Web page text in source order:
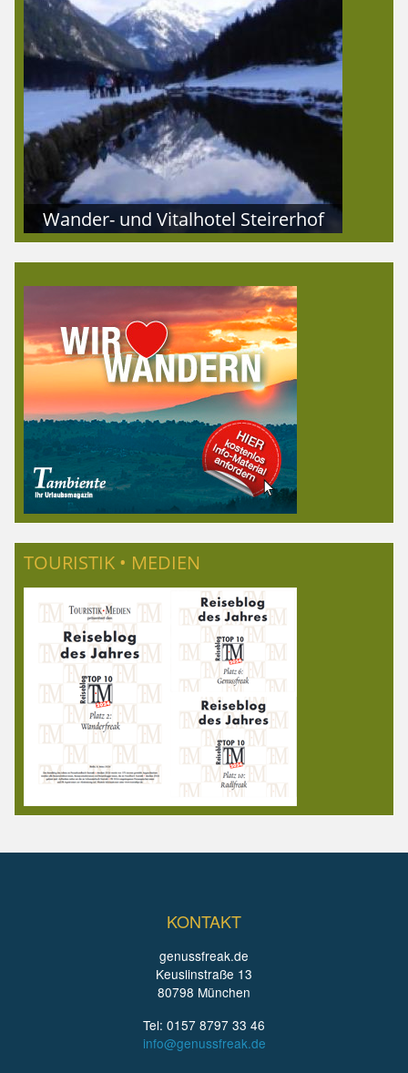
Wander- und Vitalhotel Steirerhof
TOURISTIK • MEDIEN
KONTAKT
genussfreak.de
Keuslinstraße 13
80798 München
Tel: 0157 8797 33 46
info@genussfreak.de